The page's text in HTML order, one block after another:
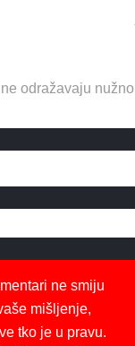
odražavaju nužno
ne smiju
mišljenje,
tko je u pravu.